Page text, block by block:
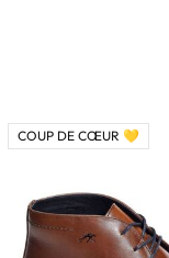
COUP DE CŒUR 💛